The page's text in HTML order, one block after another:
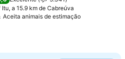
Itu, a 15.9 km de Cabreúva
Aceita animais de estimação